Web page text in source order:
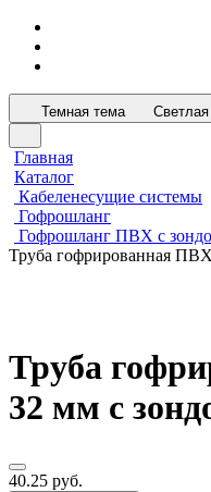
Темная тема
Главная
Каталог
Кабеленесущие системы
Гофрошланг
Гофрошланг ПВХ с
Труба гофрированная
Труба
32 мм с
40.25 руб.